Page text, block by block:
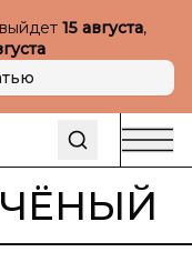
15 августа,